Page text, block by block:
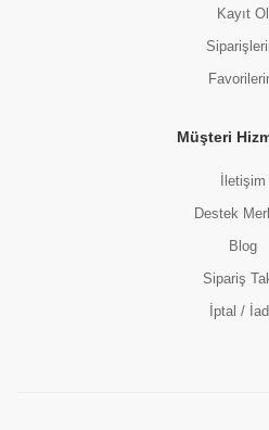
Kayıt Ol
Müşteri
İletişim
Destek
Blog
Sipariş
İptal /